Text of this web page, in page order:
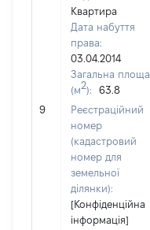
9
Квартира
Дата набуття
права:
03.04.2014
Загальна площа
(м2):
63.8
Реєстраційний
номер
(кадастровий
номер для
земельної
ділянки):
[Конфіденційна
інформація]